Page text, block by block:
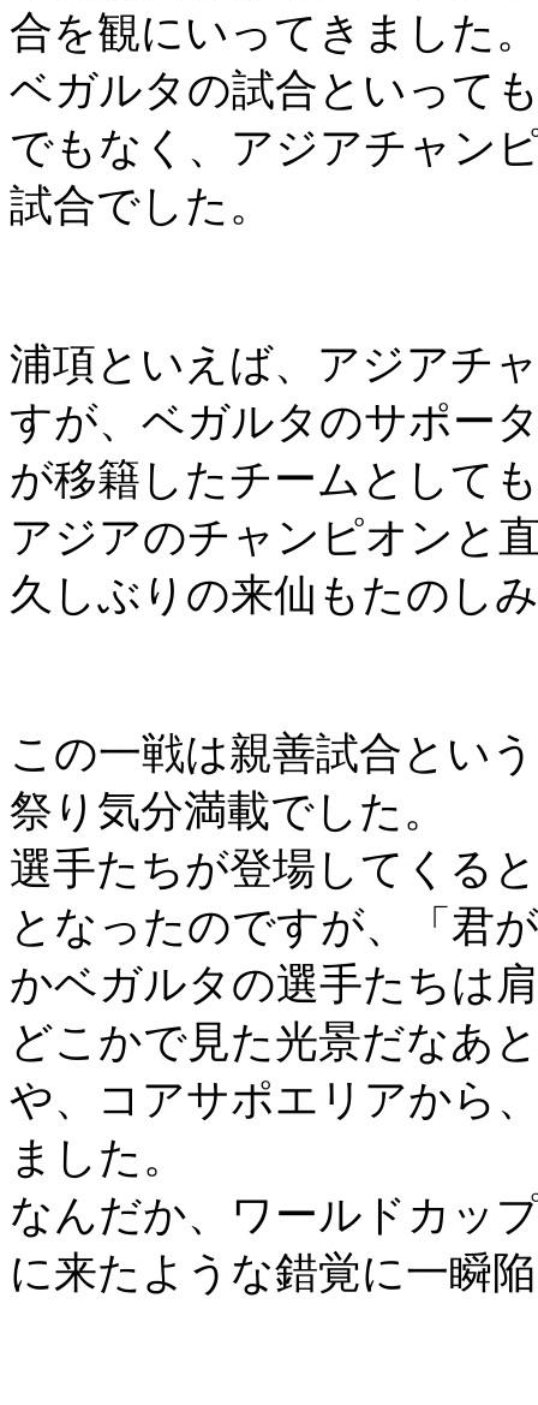
合を観にいってきました。
ベガルタの試合といって
でもなく、アジアチャン
試合でした。
浦項といえば、アジアチ
すが、ベガルタのサポー
が移籍したチームとして
アジアのチャンピオンと
久しぶりの来仙もたのし
この一戦は親善試合とい
祭り気分満載でした。
選手たちが登場してくる
となったのですが、「君
かベガルタの選手たちは
どこかで見た光景だなあ
や、コアサポエリアから
ました。
なんだか、ワールドカッ
に来たような錯覚に一瞬